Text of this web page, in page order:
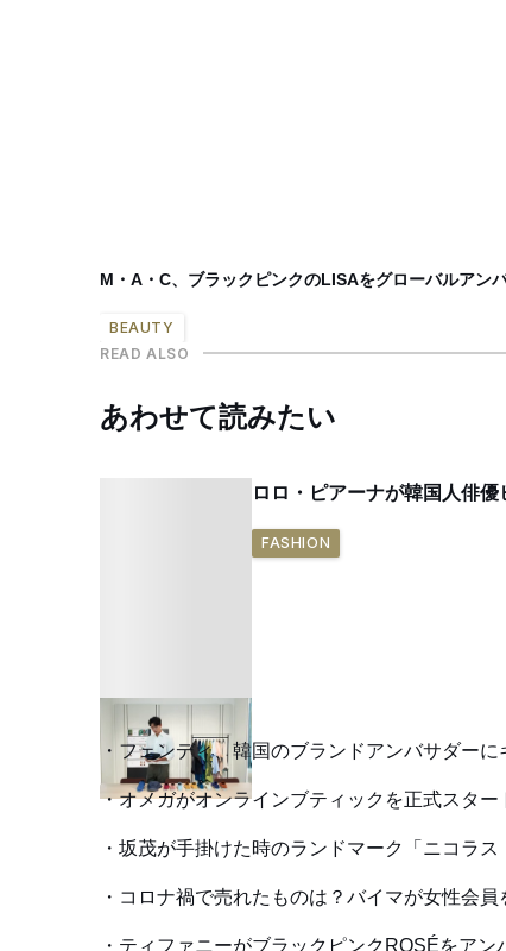
M・A・C、ブラックピンクのLISAをグローバルアン
BEAUTY
READ ALSO
あわせて読みたい
ロロ・ピアーナが韓国人俳
FASHION
フェンディ、韓国のブランドアンバサダー
オメガがオンラインブティックを正式スタ
坂茂が手掛けた時のランドマーク「ニコラ
コロナ禍で売れたものは？バイマが女性会
ティファニーがブラックピンクROSÉをアン